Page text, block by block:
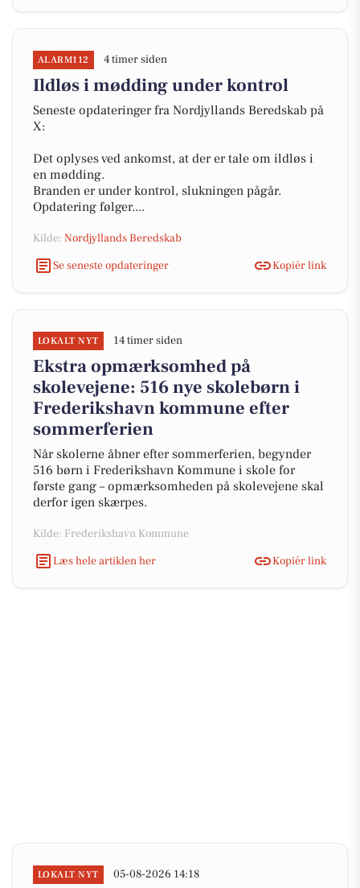
ALARM112 4 timer siden
Ildløs i mødding under kontrol
Seneste opdateringer fra Nordjyllands Beredskab på
X:
Det oplyses ved ankomst, at der er tale om ildløs i
en mødding.
Branden er under kontrol, slukningen pågår.
Opdatering følger....
Kilde: Nordjyllands Beredskab
Se seneste opdateringer
Kopiér link
LOKALT NYT 14 timer siden
Ekstra opmærksomhed på
skolevejene: 516 nye skolebørn i
Frederikshavn kommune efter
sommerferien
Når skolerne åbner efter sommerferien, begynder
516 børn i Frederikshavn Kommune i skole for
første gang – opmærksomheden på skolevejene skal
derfor igen skærpes.
Kilde: Frederikshavn Kommune
Læs hele artiklen her
Kopiér link
LOKALT NYT 05-08-2026 14:18